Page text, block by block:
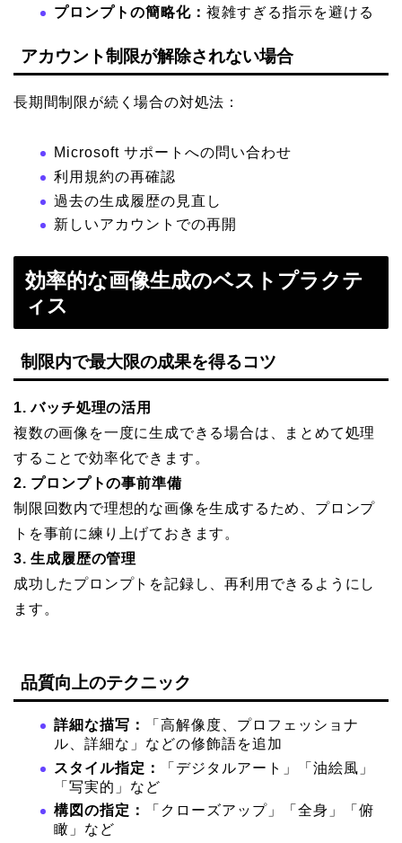
プロンプトの簡略化： 複雑すぎる指示を避ける
アカウント制限が解除されない場合
長期間制限が続く場合の対処法：
Microsoft サポートへの問い合わせ
利用規約の再確認
過去の生成履歴の見直し
新しいアカウントでの再開
効率的な画像生成のベストプラクテ
ィス
制限内で最大限の成果を得るコツ
1. バッチ処理の活用
複数の画像を一度に生成できる場合は、まとめて処理
することで効率化できます。
2. プロンプトの事前準備
制限回数内で理想的な画像を生成するため、プロンプ
トを事前に練り上げておきます。
3. 生成履歴の管理
成功したプロンプトを記録し、再利用できるようにし
ます。
品質向上のテクニック
詳細な描写：
「高解像度、プロフェッショナ
ル、詳細な」などの修飾語を追加
スタイル指定：
「デジタルアート」「油絵風」
「写実的」など
構図の指定：
「クローズアップ」「全身」「俯
瞰」など